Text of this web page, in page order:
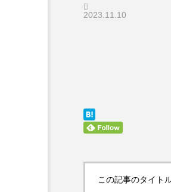
2023.11.10
この記事のタイト